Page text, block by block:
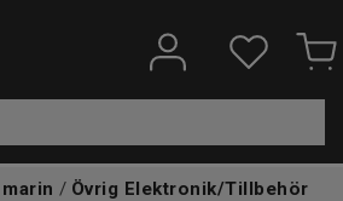
/ Övrig Elektronik/Tillbehör